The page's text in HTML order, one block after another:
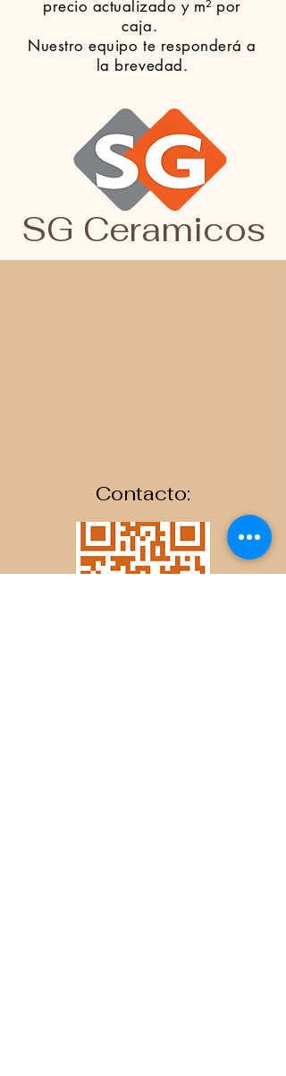
precio actualizado y m² por
caja.
Nuestro equipo te responderá a
la brevedad.
SG Ceramicos
Contacto: